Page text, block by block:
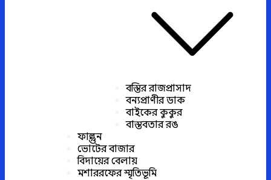
বস্তির রাজপ্রাসাদ
বন্যপ্রাণীর ডাক
বাইকের কুকুর
বাস্তবতার রঙ
ফাল্গুন
ভোটের বাজার
বিদায়ের বেলায়
মশাররফের স্মৃতিভূমি